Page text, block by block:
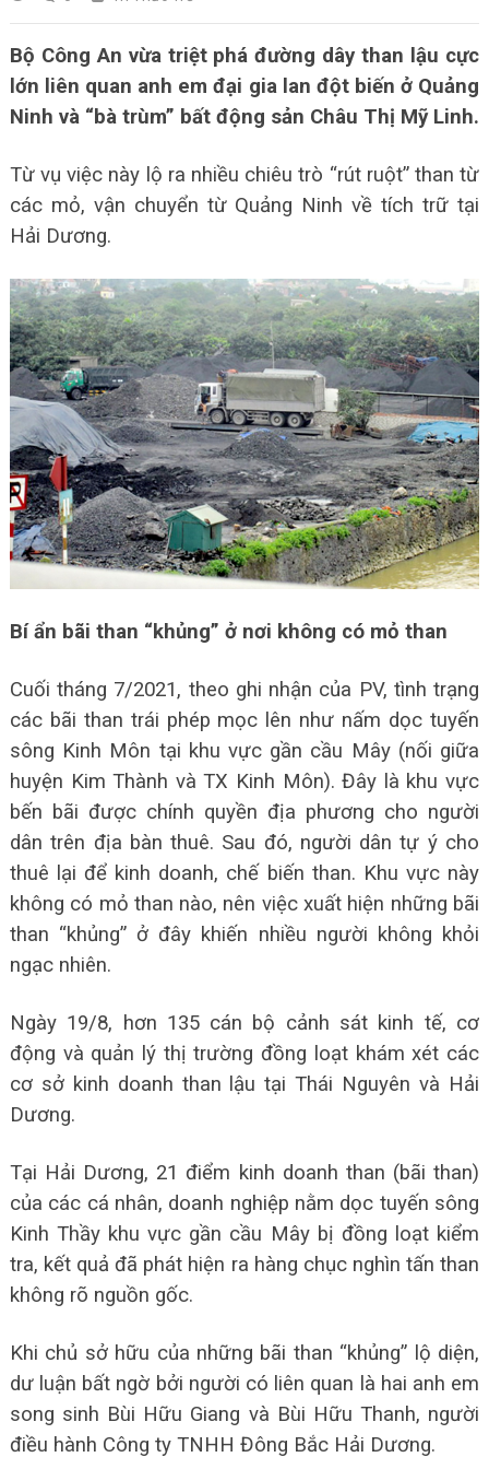
Bộ Công An vừa triệt phá đường dây than lậu cực
lớn liên quan anh em đại gia lan đột biến ở Quảng
Ninh và “bà trùm” bất động sản Châu Thị Mỹ Linh.
Từ vụ việc này lộ ra nhiều chiêu trò “rút ruột” than từ
các mỏ, vận chuyển từ Quảng Ninh về tích trữ tại
Hải Dương.
Bí ẩn bãi than “khủng” ở nơi không có mỏ than
Cuối tháng 7/2021, theo ghi nhận của PV, tình trạng
các bãi than trái phép mọc lên như nấm dọc tuyến
sông Kinh Môn tại khu vực gần cầu Mây (nối giữa
huyện Kim Thành và TX Kinh Môn).Đây là khu vực
bến bãi được chính quyền địa phương cho người
dân trên địa bàn thuê. Sau đó, người dân tự ý cho
thuê lại để kinh doanh, chế biến than. Khu vực này
không có mỏ than nào, nên việc xuất hiện những bãi
than “khủng” ở đây khiến nhiều người không khỏi
ngạc nhiên.
Ngày 19/8, hơn 135 cán bộ cảnh sát kinh tế, cơ
động và quản lý thị trường đồng loạt khám xét các
cơ sở kinh doanh than lậu tại Thái Nguyên và Hải
Dương.
Tại Hải Dương, 21 điểm kinh doanh than (bãi than)
của các cá nhân, doanh nghiệp nằm dọc tuyến sông
Kinh Thầy khu vực gần cầu Mây bị đồng loạt kiểm
tra, kết quả đã phát hiện ra hàng chục nghìn tấn than
không rõ nguồn gốc.
Khi chủ sở hữu của những bãi than “khủng” lộ diện,
dư luận bất ngờ bởi người có liên quan là hai anh em
song sinh Bùi Hữu Giang và Bùi Hữu Thanh, người
điều hành Công ty TNHH Đông Bắc Hải Dương.